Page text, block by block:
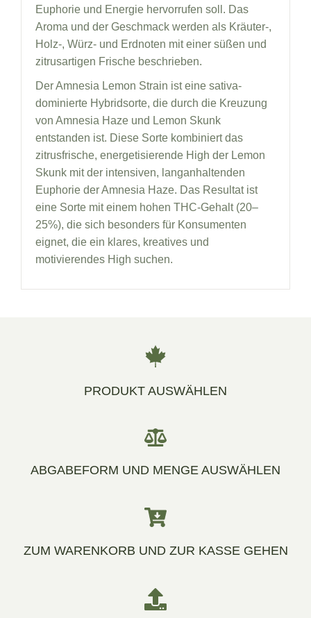
Euphorie und Energie hervorrufen soll. Das
Aroma und der Geschmack werden als Kräuter-,
Holz-, Würz- und Erdnoten mit einer süßen und
zitrusartigen Frische beschrieben.
Der Amnesia Lemon Strain ist eine sativa-
dominierte Hybridsorte, die durch die Kreuzung
von Amnesia Haze und Lemon Skunk
entstanden ist. Diese Sorte kombiniert das
zitrusfrische, energetisierende High der Lemon
Skunk mit der intensiven, langanhaltenden
Euphorie der Amnesia Haze. Das Resultat ist
eine Sorte mit einem hohen THC-Gehalt (20–
25%), die sich besonders für Konsumenten
eignet, die ein klares, kreatives und
motivierendes High suchen.
PRODUKT AUSWÄHLEN
ABGABEFORM UND MENGE AUSWÄHLEN
ZUM WARENKORB UND ZUR KASSE GEHEN